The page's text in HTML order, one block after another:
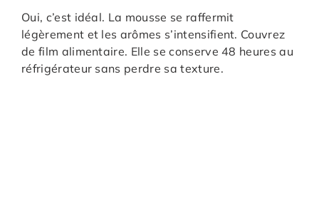
Oui, c’est idéal. La mousse se raffermit
légèrement et les arômes s’intensifient. Couvrez
de film alimentaire. Elle se conserve 48 heures au
réfrigérateur sans perdre sa texture.